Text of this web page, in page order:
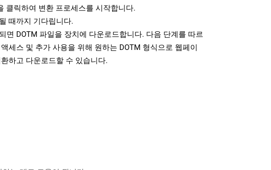
클릭하여 변환 프로세스를 시작합니다.
때까지 기다립니다.
면 DOTM 파일을 장치에 다운로드합니다. 다음 단계를 따르
세스 및 추가 사용을 위해 원하는 DOTM 형식으로 웹페이
하고 다운로드할 수 있습니다.